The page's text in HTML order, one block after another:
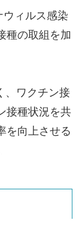
ィルス感染
種の取組を加
、ワクチン接
接種状況を共
を向上させる